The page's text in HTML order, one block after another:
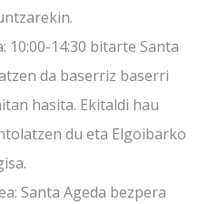
10:00-14:30 bitarte Santa
da baserriz baserri
hasita. Ekitaldi hau
du eta Elgoibarko
Santa Ageda bezpera